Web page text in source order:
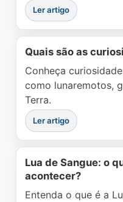
Ler artigo
Quais são as
Conheça
como lunaremotos,
Terra.
Ler artigo
Lua de Sangue: o
acontecer?
Entenda o que é a